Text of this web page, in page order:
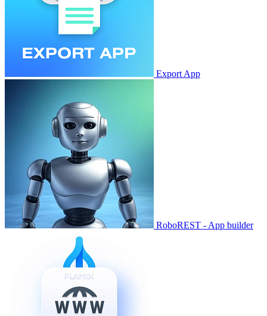
Export App
RoboREST - App builder